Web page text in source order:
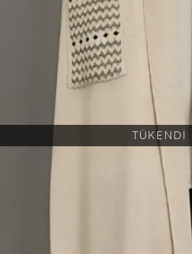
TÜKENDİ